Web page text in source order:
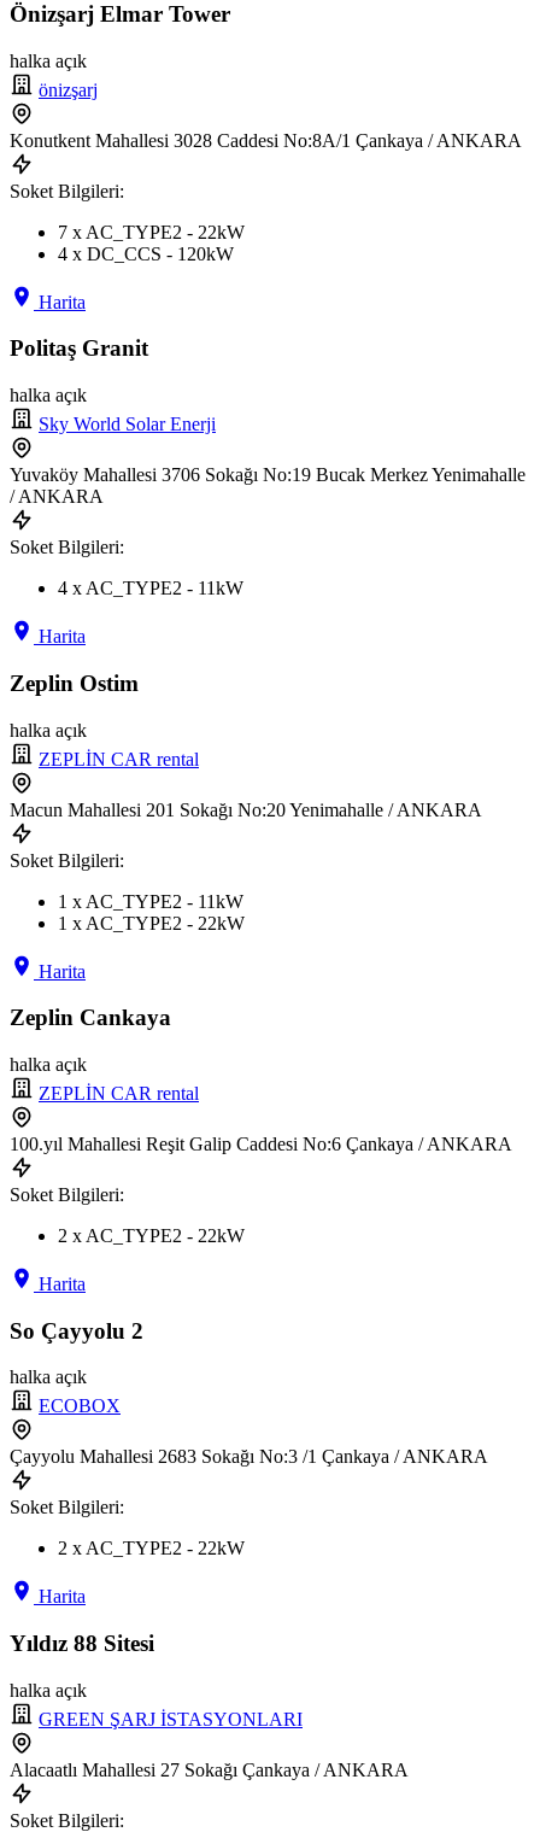
Önizşarj Elmar Tower
halka açık
önizşarj
Konutkent Mahallesi 3028 Caddesi No:8A/1 Çankaya / ANKARA
Soket Bilgileri:
7 x AC_TYPE2 - 22kW
4 x DC_CCS - 120kW
Harita
Politaş Granit
halka açık
Sky World Solar Enerji
Yuvaköy Mahallesi 3706 Sokağı No:19 Bucak Merkez Yenimahalle
/ ANKARA
Soket Bilgileri:
4 x AC_TYPE2 - 11kW
Harita
Zeplin Ostim
halka açık
ZEPLİN CAR rental
Macun Mahallesi 201 Sokağı No:20 Yenimahalle / ANKARA
Soket Bilgileri:
1 x AC_TYPE2 - 11kW
1 x AC_TYPE2 - 22kW
Harita
Zeplin Cankaya
halka açık
ZEPLİN CAR rental
100.yıl Mahallesi Reşit Galip Caddesi No:6 Çankaya / ANKARA
Soket Bilgileri:
2 x AC_TYPE2 - 22kW
Harita
So Çayyolu 2
halka açık
ECOBOX
Çayyolu Mahallesi 2683 Sokağı No:3 /1 Çankaya / ANKARA
Soket Bilgileri:
2 x AC_TYPE2 - 22kW
Harita
Yıldız 88 Sitesi
halka açık
GREEN ŞARJ İSTASYONLARI
Alacaatlı Mahallesi 27 Sokağı Çankaya / ANKARA
Soket Bilgileri: